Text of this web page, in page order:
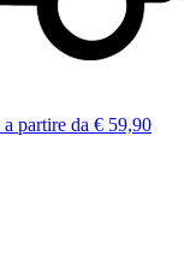
a partire da € 59,90